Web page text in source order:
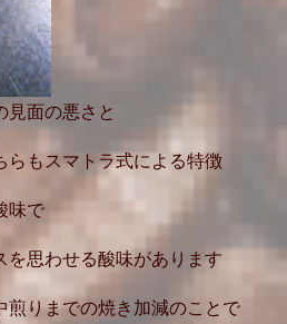
見面の悪さと
らもスマトラ式による特徴
味で
を思わせる酸味があります
煎りまでの焼き加減のことで